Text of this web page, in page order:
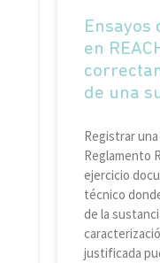
Ensayos
en
de una
Registrar
Reglamento
ejercicio
técnico
de la
justificada